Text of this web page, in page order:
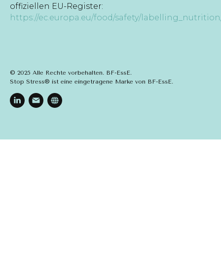
offiziellen EU-Register:
https://ec.europa.eu/food/safety/
© 2025 Alle Rechte vorbehalten. BF-EssE.
Stop Stress® ist eine eingetragene Marke von BF-EssE.